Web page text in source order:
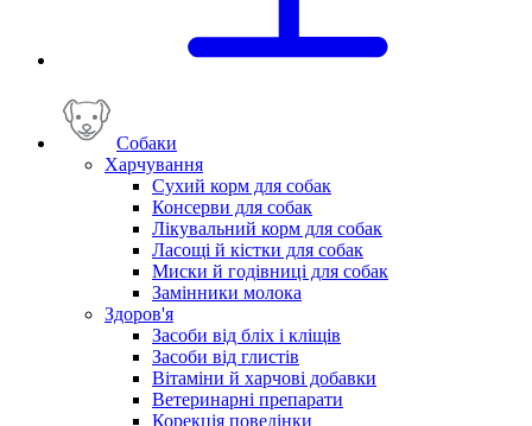
Собаки
Харчування
Сухий корм для собак
Консерви для собак
Лікувальний корм для собак
Ласощі й кістки для собак
Миски й годівниці для собак
Замінники молока
Здоров'я
Засоби від бліх і кліщів
Засоби від глистів
Вітаміни й харчові добавки
Ветеринарні препарати
Корекція поведінки